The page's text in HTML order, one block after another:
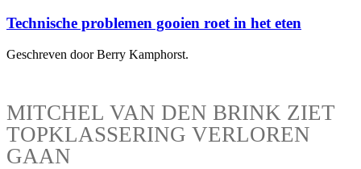
Technische problemen gooien roet in het eten
Geschreven door Berry Kamphorst.
MITCHEL VAN DEN BRINK ZIET
TOPKLASSERING VERLOREN
GAAN